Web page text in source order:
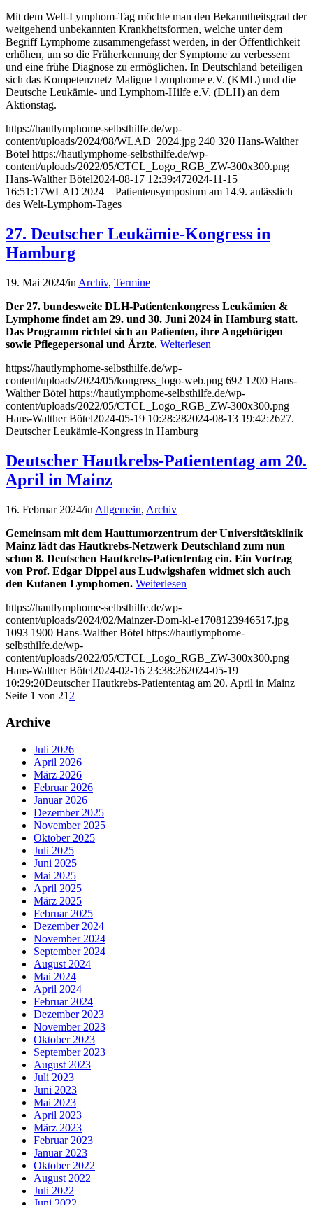
Mit dem Welt-Lymphom-Tag möchte man den Bekanntheitsgrad der
weitgehend unbekannten Krankheitsformen, welche unter dem
Begriff Lymphome zusammengefasst werden, in der Öffentlichkeit
erhöhen, um so die Früherkennung der Symptome zu verbessern
und eine frühe Diagnose zu ermöglichen. In Deutschland beteiligen
sich das Kompetenznetz Maligne Lymphome e.V. (KML) und die
Deutsche Leukämie- und Lymphom-Hilfe e.V. (DLH) an dem
Aktionstag.
https://hautlymphome-selbsthilfe.de/wp-
content/uploads/2024/08/WLAD_2024.jpg 240 320 Hans-Walther
Bötel https://hautlymphome-selbsthilfe.de/wp-
content/uploads/2022/05/CTCL_Logo_RGB_ZW-300x300.png
Hans-Walther Bötel2024-08-17 12:39:472024-11-15
16:51:17WLAD 2024 – Patientensymposium am 14.9. anlässlich
des Welt-Lymphom-Tages
27. Deutscher Leukämie-Kongress in
Hamburg
19. Mai 2024/in Archiv, Termine
Der 27. bundesweite DLH-Patientenkongress Leukämien &
Lymphome findet am 29. und 30. Juni 2024 in Hamburg statt.
Das Programm richtet sich an Patienten, ihre Angehörigen
sowie Pflegepersonal und Ärzte. Weiterlesen
https://hautlymphome-selbsthilfe.de/wp-
content/uploads/2024/05/kongress_logo-web.png 692 1200 Hans-
Walther Bötel https://hautlymphome-selbsthilfe.de/wp-
content/uploads/2022/05/CTCL_Logo_RGB_ZW-300x300.png
Hans-Walther Bötel2024-05-19 10:28:282024-08-13 19:42:2627.
Deutscher Leukämie-Kongress in Hamburg
Deutscher Hautkrebs-Patiententag am 20.
April in Mainz
16. Februar 2024/in Allgemein, Archiv
Gemeinsam mit dem Hauttumorzentrum der Universitätsklinik
Mainz lädt das Hautkrebs-Netzwerk Deutschland zum nun
schon 8. Deutschen Hautkrebs-Patiententag ein. Ein Vortrag
von Prof. Edgar Dippel aus Ludwigshafen widmet sich auch
den Kutanen Lymphomen. Weiterlesen
https://hautlymphome-selbsthilfe.de/wp-
content/uploads/2024/02/Mainzer-Dom-kl-e1708123946517.jpg
1093 1900 Hans-Walther Bötel https://hautlymphome-
selbsthilfe.de/wp-
content/uploads/2022/05/CTCL_Logo_RGB_ZW-300x300.png
Hans-Walther Bötel2024-02-16 23:38:262024-05-19
10:29:20Deutscher Hautkrebs-Patiententag am 20. April in Mainz
Seite 1 von 21 2
Archive
Juli 2026
April 2026
März 2026
Februar 2026
Januar 2026
Dezember 2025
November 2025
Oktober 2025
Juli 2025
Juni 2025
Mai 2025
April 2025
März 2025
Februar 2025
Dezember 2024
November 2024
September 2024
August 2024
Mai 2024
April 2024
Februar 2024
Dezember 2023
November 2023
Oktober 2023
September 2023
August 2023
Juli 2023
Juni 2023
Mai 2023
April 2023
März 2023
Februar 2023
Januar 2023
Oktober 2022
August 2022
Juli 2022